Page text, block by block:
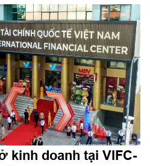
kinh doanh tại VIFC-